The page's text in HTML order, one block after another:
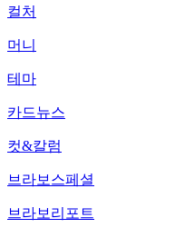
컬처
머니
테마
카드뉴스
컷&칼럼
브라보스페셜
브라보리포트